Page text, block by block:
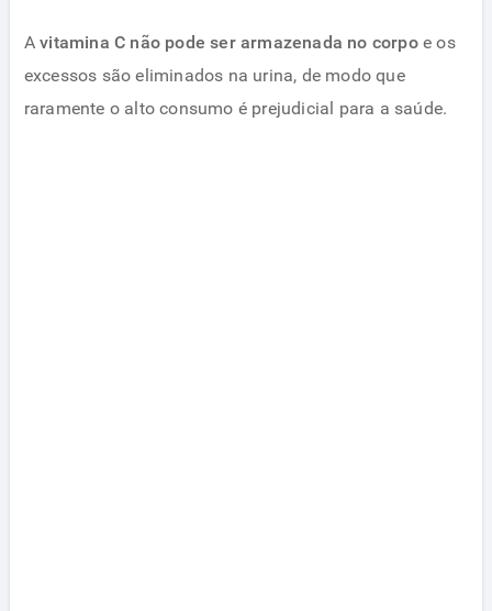
Avitamina C não pode ser armazenada no corpoe os
excessos são eliminados na urina, de modo que
raramente o alto consumo é prejudicial para a saúde.